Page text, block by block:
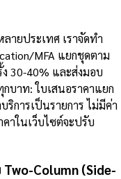
ายประเทศ เราจัดทำ
MFA แยกชุดตาม
30-40% และส่งมอบ
กบาท: ใบเสนอราคาแยก
ริการเป็นรายการ ไม่มีค่า
าในเว็บไซต์จะปรับ
Column (Side-